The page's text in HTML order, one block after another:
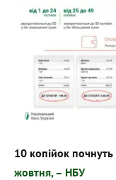
10 копійок почнуть
жовтня, – НБУ